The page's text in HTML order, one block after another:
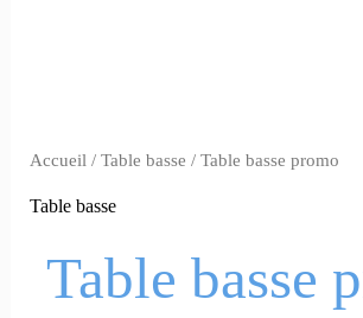
Accueil /Table basse / Table basse promo
Table basse
Table basse